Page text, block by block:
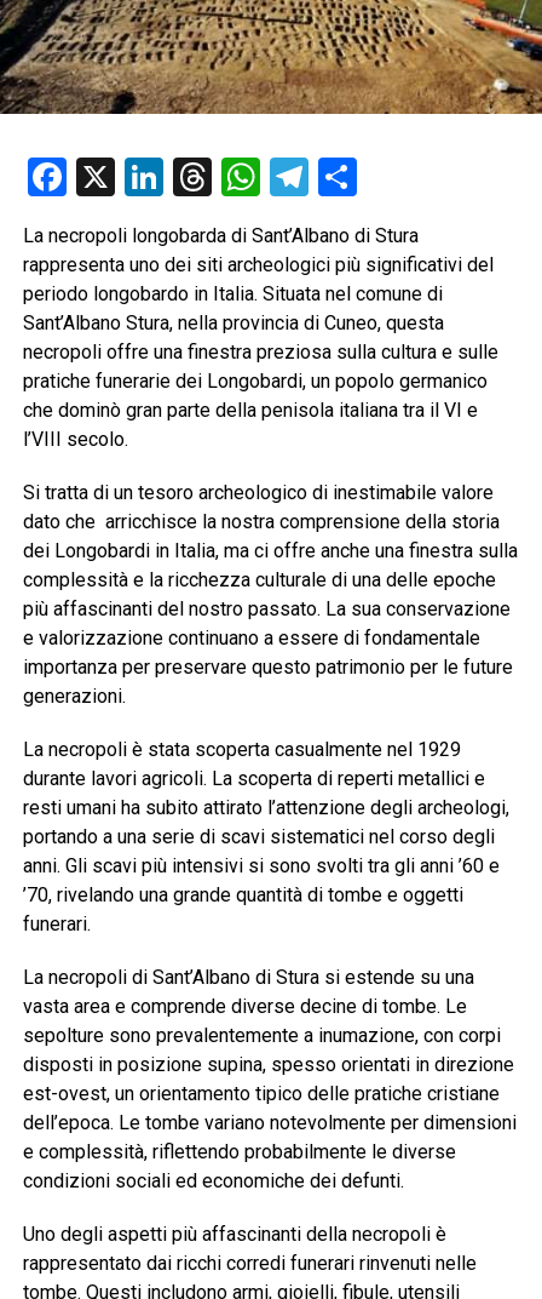
Facebook
X LinkedIn
Threads
WhatsApp
Telegram
Condividi
La necropoli longobarda di Sant’Albano di Stura
rappresenta uno dei siti archeologici più significativi del
periodo longobardo in Italia. Situata nel comune di
Sant’Albano Stura, nella provincia di Cuneo, questa
necropoli offre una finestra preziosa sulla cultura e sulle
pratiche funerarie dei Longobardi, un popolo germanico
che dominò gran parte della penisola italiana tra il VI e
l’VIII secolo.
Si tratta di un tesoro archeologico di inestimabile valore
dato che arricchisce la nostra comprensione della storia
dei Longobardi in Italia, ma ci offre anche una finestra sulla
complessità e la ricchezza culturale di una delle epoche
più affascinanti del nostro passato. La sua conservazione
e valorizzazione continuano a essere di fondamentale
importanza per preservare questo patrimonio per le future
generazioni.
La necropoli è stata scoperta casualmente nel 1929
durante lavori agricoli. La scoperta di reperti metallici e
resti umani ha subito attirato l’attenzione degli archeologi,
portando a una serie di scavi sistematici nel corso degli
anni. Gli scavi più intensivi si sono svolti tra gli anni ’60 e
’70, rivelando una grande quantità di tombe e oggetti
funerari.
La necropoli di Sant’Albano di Stura si estende su una
vasta area e comprende diverse decine di tombe. Le
sepolture sono prevalentemente a inumazione, con corpi
disposti in posizione supina, spesso orientati in direzione
est-ovest, un orientamento tipico delle pratiche cristiane
dell’epoca. Le tombe variano notevolmente per dimensioni
e complessità, riflettendo probabilmente le diverse
condizioni sociali ed economiche dei defunti.
Uno degli aspetti più affascinanti della necropoli è
rappresentato dai ricchi corredi funerari rinvenuti nelle
tombe. Questi includono armi, gioielli, fibule, utensili